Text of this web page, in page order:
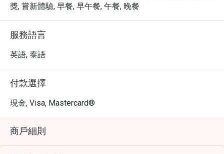
獎, 嘗新體驗, 早餐, 早午餐, 午餐, 晚餐
服務語言
英語, 泰語
付款選擇
現金, Visa, Mastercard®
商戶細則